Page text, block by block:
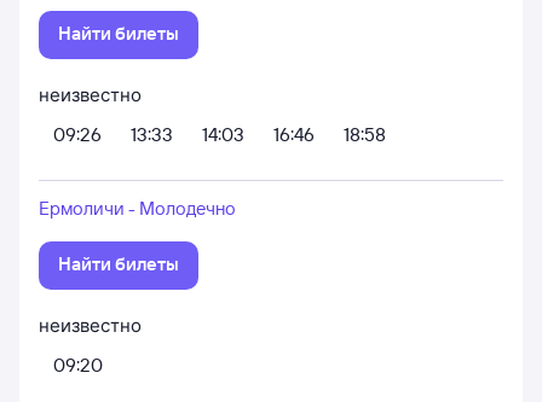
Найти билеты
неизвестно
09:26
13:33 14:03 16:46 18:58
Ермоличи - Молодечно
Найти билеты
неизвестно
09:20